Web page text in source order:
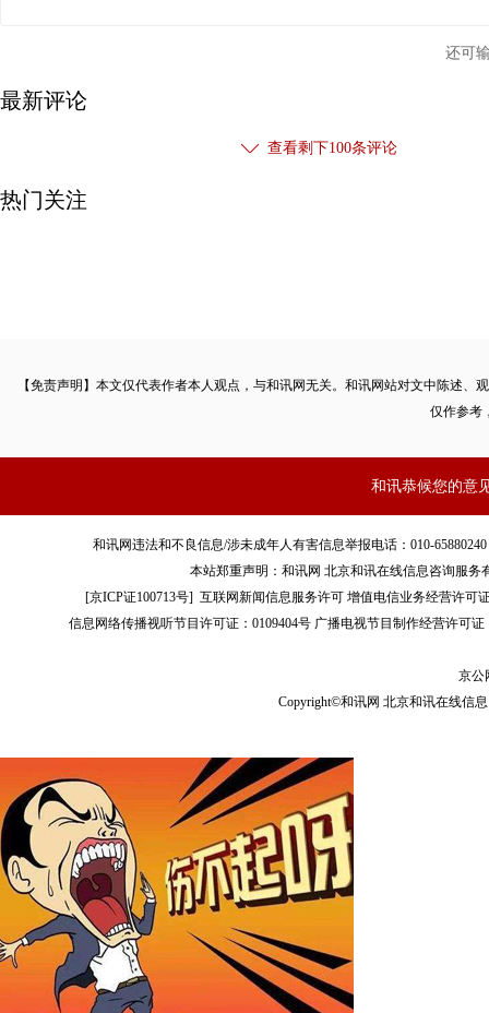
还可
最新评论
查看剩下100条评论
热门关注
【免责声明】本文仅代表作者本人观点，与和讯网无关。和讯网站对文中陈述
仅作参考
和讯恭候您的意
和讯网违法和不良信息/涉未成年人有害信息举报电话：010-
本站郑重声明：和讯网 北京和讯在线信息咨询服
[京ICP证100713号]互联网新闻信息服务许可 增值电信业务经营许可
信息网络传播视听节目许可证：0109404号 广播电视节目制作经营许可证
京公
Copyright©和讯网 北京和讯在线信